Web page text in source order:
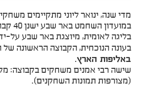
מדי שנה, ינואר ליוני מתקיימים
במועדון השחמט באר שבע ישנן 40 קבוצות אשר משתתפות בכל הליגות, מליגה לאומית (ליגת על) ועד לליגת נוער.
בליגה לאומית, מיוצגת באר שבע על-
בעונה הנוכחית, הקבוצה הראשונה של
באליפות הארץ.
שישה רבי אמנים משחקים בקבוצה:
(מצורפות תמונות השחקנים).